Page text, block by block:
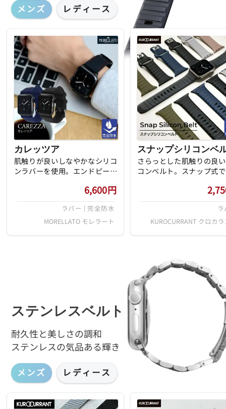
メンズ レディース
カレッツア
肌触りが良いしなやかなシリコ
ンラバーを使用。エンドピース
おり、モレラートの商品ライン
す。一見すると厚手のカーフベ
ルトのような重厚な質感と、大
6,600円
ラバー | 完全防水
MORELLATO モレラート
スナップシリコンベ
さらっとした肌触りの良
コンベルト。スナップ式
すい立体的なデザインに
ょうど良いシンプルさ、
インの入ったデザインが
KUROCURRANT クロカ
ステンレスベルト
耐久性と美しさの調和
ステンレスの気品ある輝き
メンズ レディース